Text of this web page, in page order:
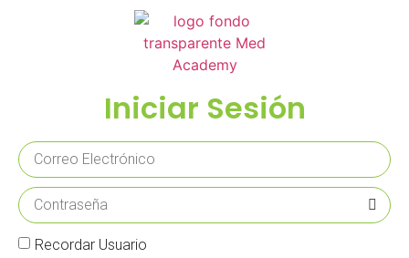
Iniciar Sesión
Recordar Usuario